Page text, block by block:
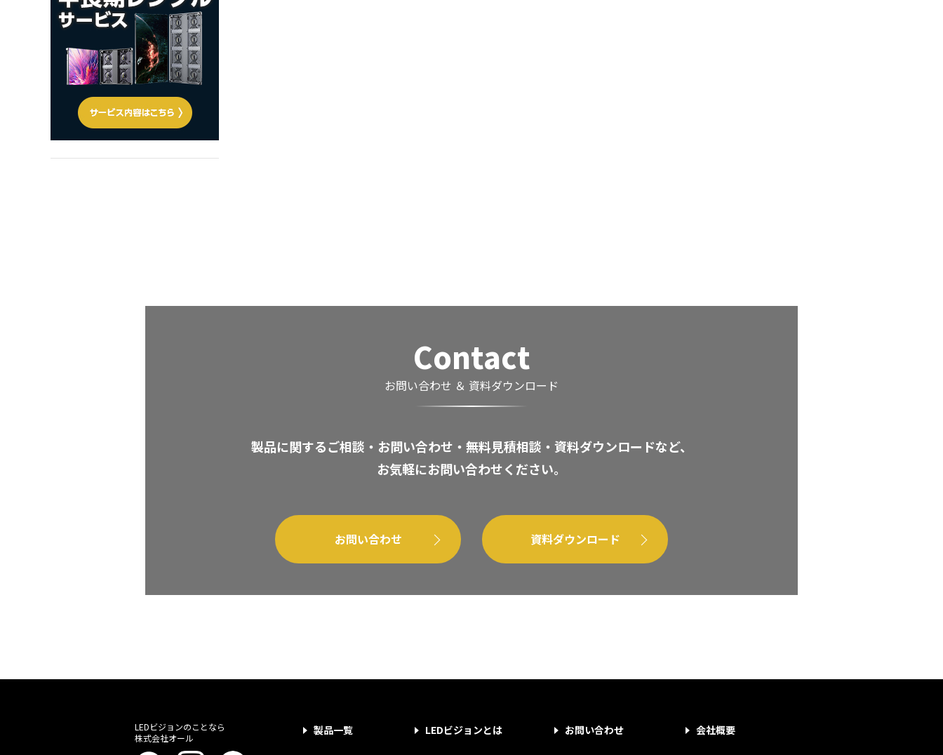
Contact
お問い合わせ ＆ 資料ダウンロード
製品に関するご相談・お問い合わせ・無料見積相談・資料ダウンロードなど、
お気軽にお問い合わせください。
お問い合わせ 資料ダウンロード
LEDビジョンのことなら
株式会社オール
製品一覧 LEDビジョンとは お問い合わせ 会社概要